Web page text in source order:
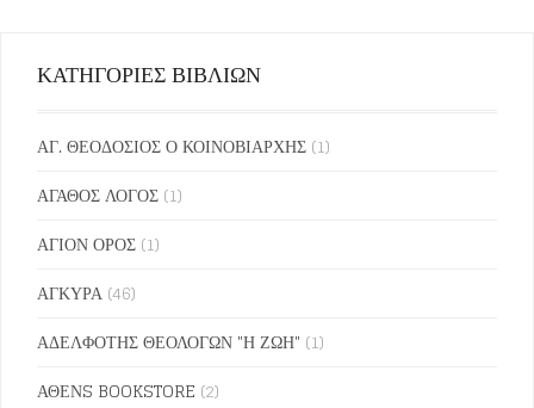
ΚΑΤΗΓΟΡΙΕΣ ΒΙΒΛΙΩΝ
ΑΓ. ΘΕΟΔΟΣΙΟΣ Ο ΚΟΙΝΟΒΙΑΡΧΗΣ (1)
ΑΓΑΘΟΣ ΛΟΓΟΣ (1)
ΑΓΙΟΝ ΟΡΟΣ (1)
ΑΓΚΥΡΑ (46)
ΑΔΕΛΦΟΤΗΣ ΘΕΟΛΟΓΩΝ "Η ΖΩΗ" (1)
ΑΘΕΝS BOOKSTORE (2)